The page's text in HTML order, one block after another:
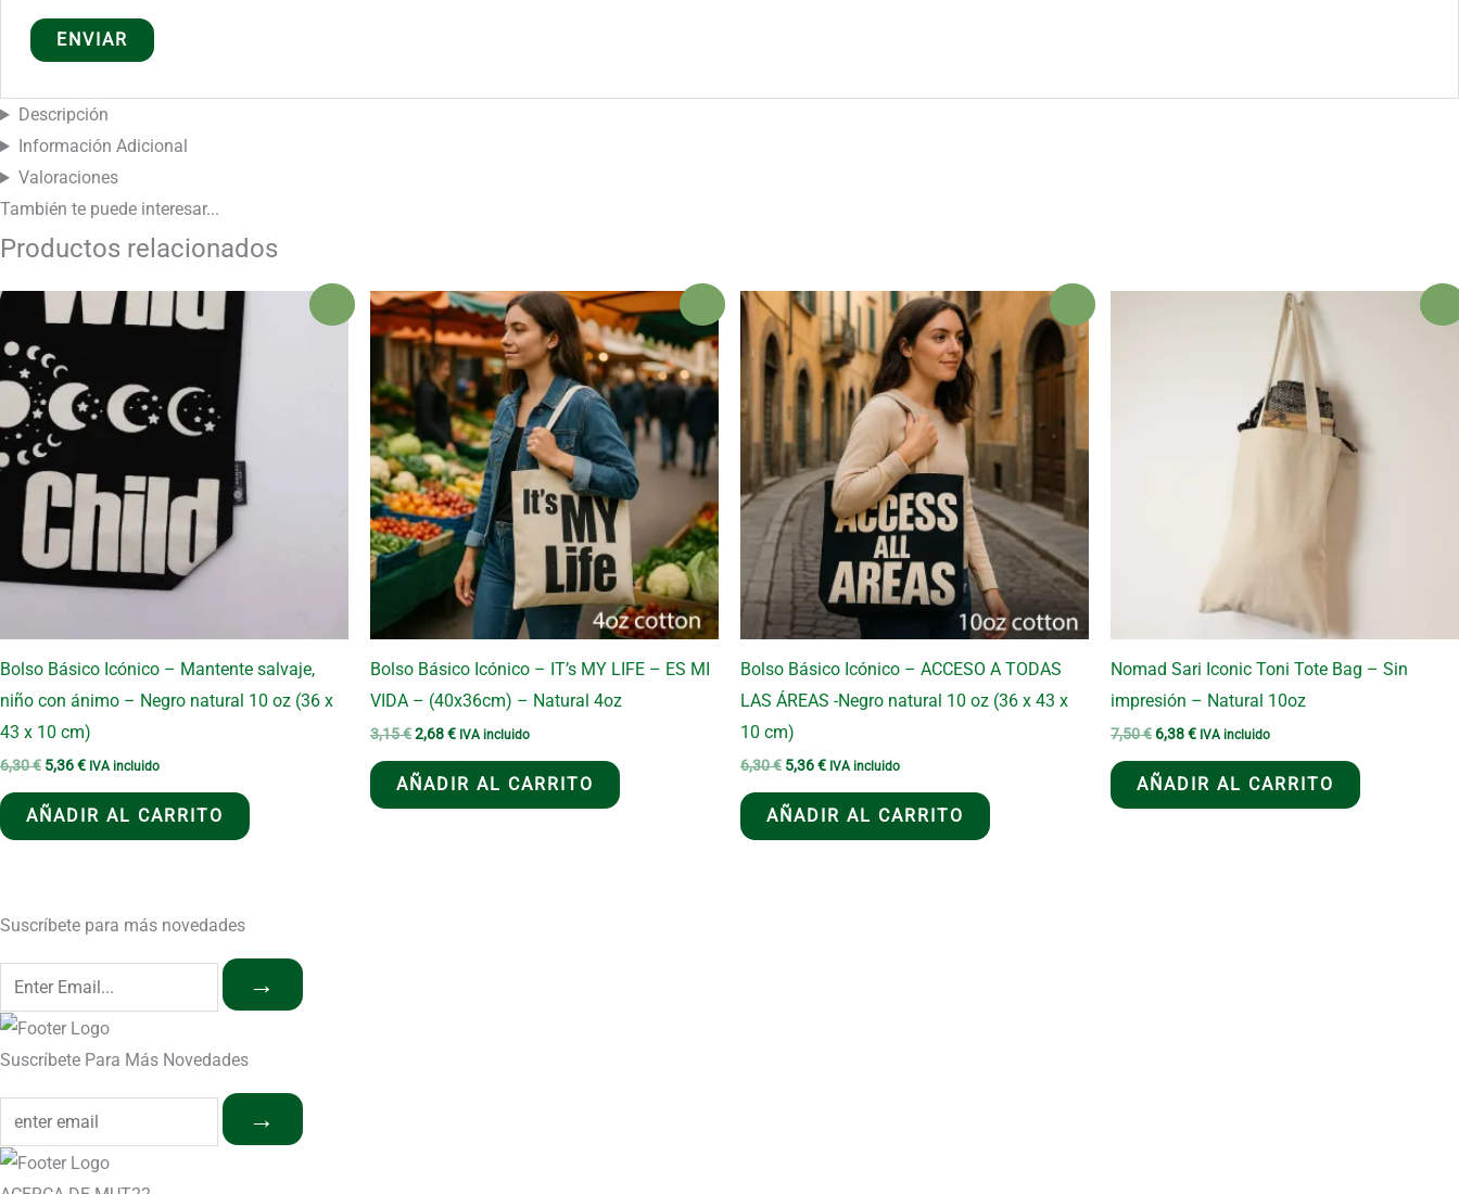
Descripción
Información Adicional
Valoraciones
También te puede interesar...
Productos relacionados
¡Oferta!
Bolso Básico Icónico – Mantente salvaje,
niño con ánimo – Negro natural 10 oz (36 x
43 x 10 cm)
6,30€ El
original
era:
6,30 €.
5,36€El
actual
es:
5,36 €.
IVA incluido
AÑADIR AL CARRITO
¡Oferta!
Bolso Básico Icónico – IT’s MY LIFE – ES MI
VIDA – (40x36cm) – Natural 4oz
3,15€El
original
era:
3,15 €.
2,68€El
actual
es:
2,68 €.
IVA incluido
AÑADIR AL CARRITO
¡Oferta!
Bolso Básico Icónico – ACCESO A TODAS
LAS ÁREAS -Negro natural 10 oz (36 x 43 x
10 cm)
6,30€ El
original
era:
6,30 €.
5,36€El
actual
es:
5,36 €.
IVA incluido
AÑADIR AL CARRITO
Nomad Sari Iconic Toni Tote Bag – Sin
impresión – Natural 10oz
7,50€ El
original
era:
7,50 €.
6,38€El
actual
es:
6,38 €.
IVA incluido
AÑADIR AL CARRITO
Suscríbete para más novedades
→
Suscríbete Para Más Novedades
→